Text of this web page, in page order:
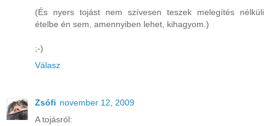
(És nyers tojást nem szívesen teszek melegítés nélküli
ételbe én sem, amennyiben lehet, kihagyom.)
;-)
Válasz
Zsófi november 12, 2009
A tojásról: